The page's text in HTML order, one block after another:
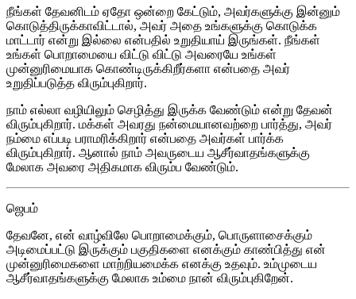
நீங்கள் தேவனிடம் ஏதோ ஒன்றை கேட்டும், அவர்களுக்கு இன்னும்
கொடுத்திருக்காவிட்டால், அவர் அதை உங்களுக்கு கொடுக்க
மாட்டார் என்று இல்லை என்பதில் உறுதியாய் இருங்கள். நீங்கள்
உங்கள் பொறாமையை விட்டு விட்டு அவரையே உங்கள்
முன்னுரிமையாக கொண்டிருக்கிறீர்களா என்பதை அவர்
உறுதிப்படுத்த விரும்புகிறார்.
நாம் எல்லா வழியிலும் செழித்து இருக்க வேண்டும் என்று தேவன்
விரும்புகிறார். மக்கள் அவரது நன்மையானவற்றை பார்த்து, அவர்
நம்மை எப்படி பராமரிக்கிறார் என்பதை அவர்கள் பார்க்க
விரும்புகிறார். ஆனால் நாம் அவருடைய ஆசீர்வாதங்களுக்கு
மேலாக அவரை அதிகமாக விரும்ப வேண்டும்.
ஜெபம்
தேவனே, என் வாழ்விலே பொறாமைக்கும், பொருளாசைக்கும்
அடிமைப்பட்டு இருக்கும் பகுதிகளை எனக்கும் காண்பித்து என்
முன்னுரிமைகளை மாற்றியமைக்க எனக்கு உதவும். உம்முடைய
ஆசீர்வாதங்களுக்கு மேலாக உம்மை நான் விரும்புகிறேன்.